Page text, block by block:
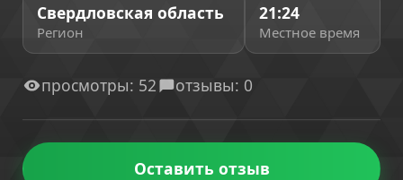
просмотры: 52 отзывы: 0
Свердловская область
Регион
21:24
Местное время
Оставить отзыв